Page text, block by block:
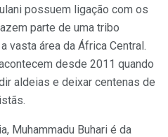
possuem ligação com os
parte de uma tribo
vasta área da África Central.
desde 2011 quando
aldeias e deixar centenas de
Muhammadu Buhari é da